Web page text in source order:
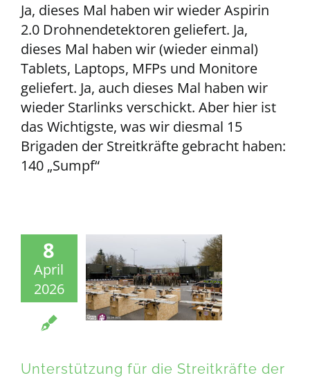
Ja, dieses Mal haben wir wieder Aspirin
2.0 Drohnendetektoren geliefert. Ja,
dieses Mal haben wir (wieder einmal)
Tablets, Laptops, MFPs und Monitore
geliefert. Ja, auch dieses Mal haben wir
wieder Starlinks verschickt. Aber hier ist
das Wichtigste, was wir diesmal 15
Brigaden der Streitkräfte gebracht haben:
140 „Sumpf“
8
April
2026
Unterstützung für die Streitkräfte der